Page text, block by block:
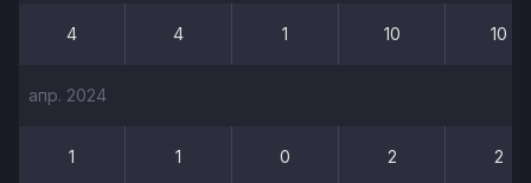
4 4 1 10 10
апр. 2024
1 1 0 2 2